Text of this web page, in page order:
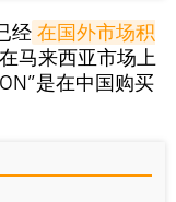
经 在国外市场积
马来西亚市场上
是在中国购买